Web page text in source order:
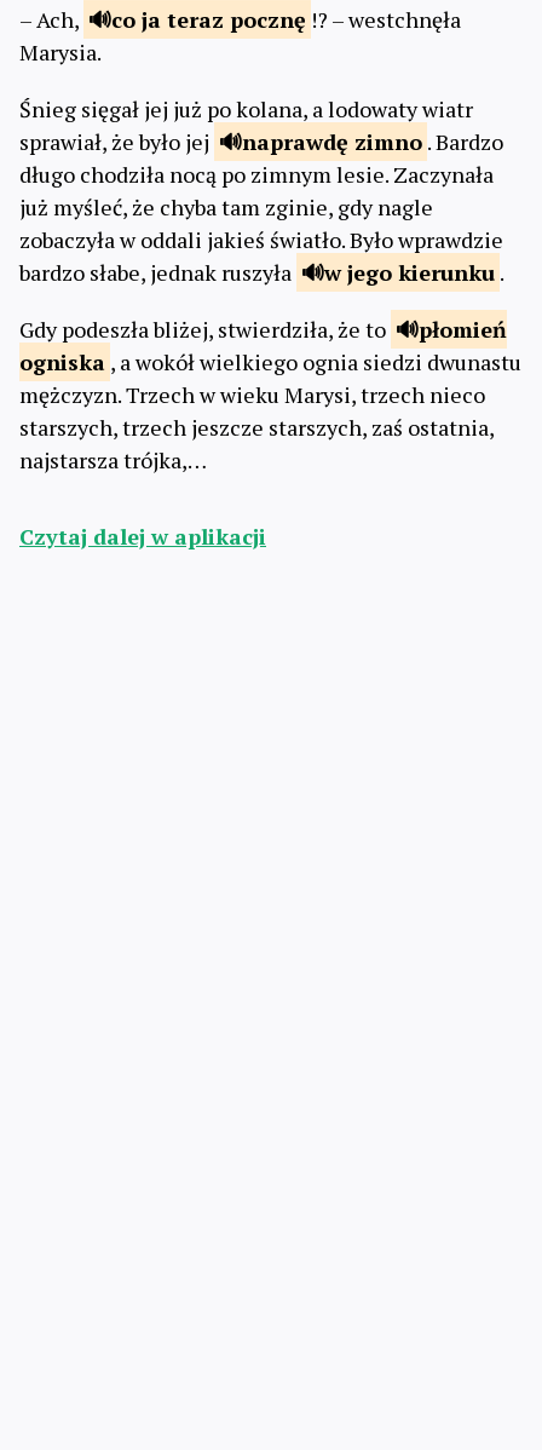
– Ach,
co ja teraz pocznę !? – westchnęła
Marysia.
Śnieg sięgał jej już po kolana, a lodowaty wiatr
sprawiał, że było jej
naprawdę zimno . Bardzo
długo chodziła nocą po zimnym lesie. Zaczynała
już myśleć, że chyba tam zginie, gdy nagle
zobaczyła w oddali jakieś światło. Było wprawdzie
bardzo słabe, jednak ruszyła
w jego kierunku .
Gdy podeszła bliżej, stwierdziła, że to
płomień
ogniska , a wokół wielkiego ognia siedzi dwunastu
mężczyzn. Trzech w wieku Marysi, trzech nieco
starszych, trzech jeszcze starszych, zaś ostatnia,
najstarsza trójka,…
Czytaj dalej w aplikacji